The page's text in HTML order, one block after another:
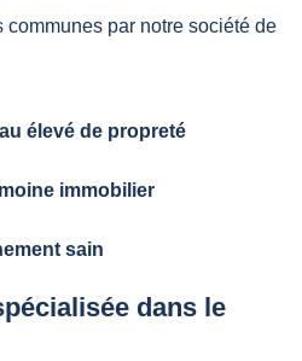
communes par notre société de
élevé de propreté
immobilier
sain
dans le